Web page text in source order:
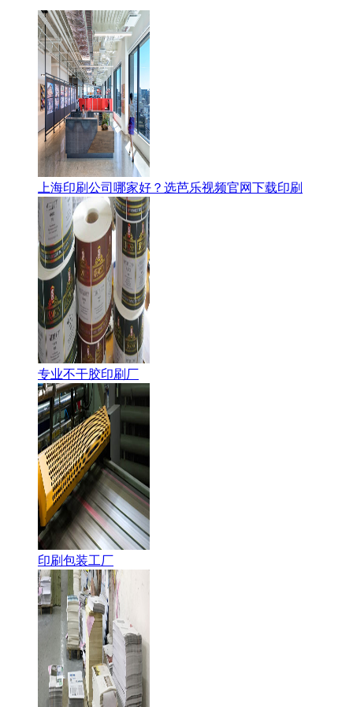
上海印刷公司哪家好？选芭乐视频官网下载印刷
专业不干胶印刷厂
印刷包装工厂